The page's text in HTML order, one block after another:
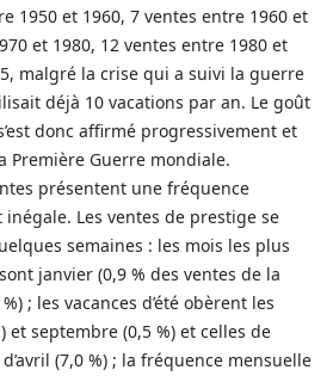
1950 et 1960, 7 ventes entre 1960 et
et 1980, 12 ventes entre 1980 et
malgré la crise qui a suivi la guerre
déjà 10 vacations par an. Le goût
donc affirmé progressivement et
Première Guerre mondiale.
présentent une fréquence
Les ventes de prestige se
semaines : les mois les plus
janvier (0,9 % des ventes de la
; les vacances d’été obèrent les
et septembre (0,5 %) et celles de
(7,0 %) ; la fréquence mensuelle